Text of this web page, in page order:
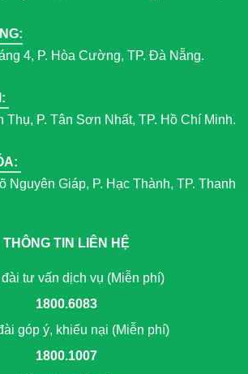
4, P. Hòa Cường, TP. Đà Nẵng.
Thụ, P. Tân Sơn Nhất, TP. Hồ Chí Minh.
Nguyên Giáp, P. Hạc Thành, TP. Thanh
THÔNG TIN LIÊN HỆ
tư vấn dịch vụ (Miễn phí)
1800.6083
góp ý, khiếu nại (Miễn phí)
1800.1007